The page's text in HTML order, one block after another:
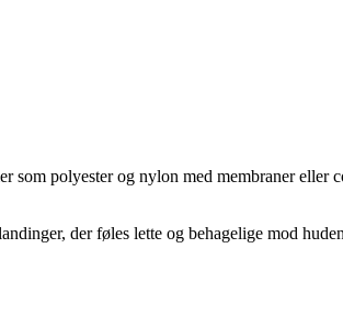
polyester og nylon med membraner eller
der føles lette og behagelige mod